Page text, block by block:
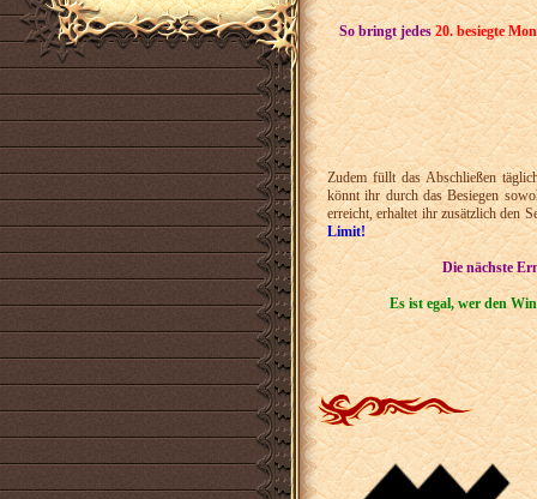
So bringt jedes20. besiegte
Zudem füllt das Abschließen
könnt ihr durch das Besiegen
erreicht, erhaltet ihr zusätzlich den
Limit!
Die nächste
Es ist egal, wer den